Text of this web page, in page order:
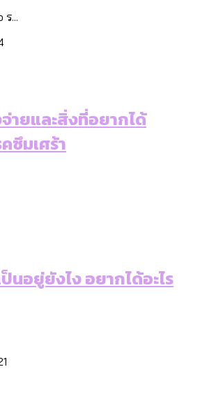
มืองคอนเสิร์ต : สำรวจ
ละแฟนมีตติ้งในไทยจำนวน 526
ส่องซีรีส์จีน: จีนส่งออกภาพ
หนสู่สายตาโลก
เมืองสังคมผู้สูงอายุ [ข้อมูลดิบ]
ร...
จ่ายและสิ่งที่อยากได้
ซึมเศร้า
ป็นอยู่ยังไง อยากได้อะไร